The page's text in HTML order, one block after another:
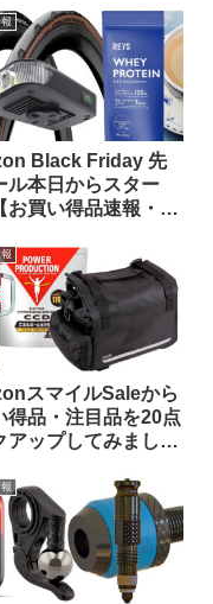
Black Friday 先
ル本日からスター
お買い得品速報・
スマイルSaleから
得品・注目品を20点
アップしてみました